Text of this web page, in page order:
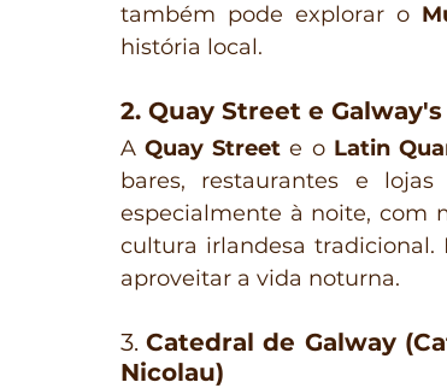
também pode explorar o
história local.
2. Quay Street e
A Quay Street e o Latin
bares, restaurantes e
especialmente à noite, com
cultura irlandesa
aproveitar a vida noturna.
3. Catedral de Galway
Nicolau)